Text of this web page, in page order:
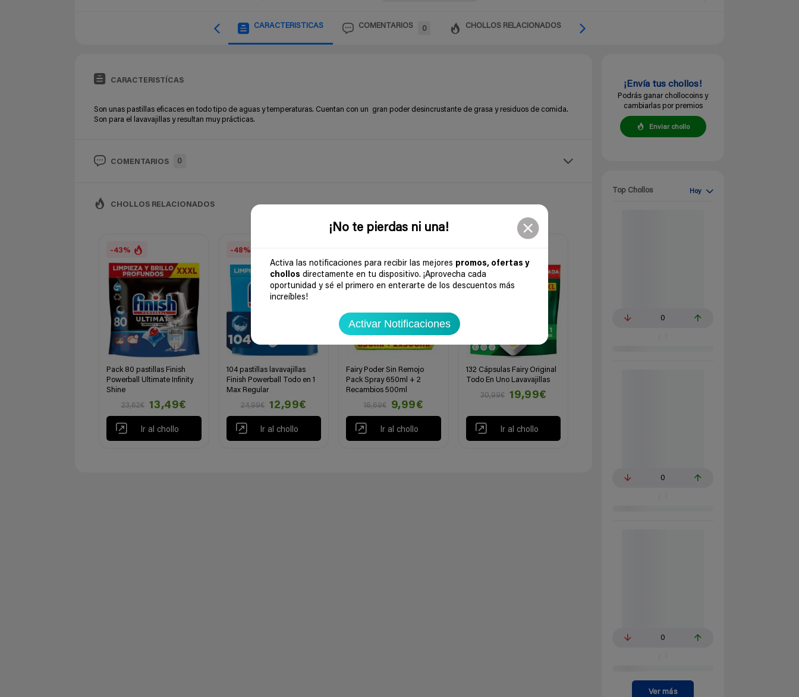
¡No te pierdas ni una!
Activa las notificaciones para recibir las mejores promos, ofertas y
chollos directamente en tu dispositivo. ¡Aprovecha cada
oportunidad y sé el primero en enterarte de los descuentos más
increíbles!
Activar Notificaciones
CARACTERISTICAS COMENTARIOS 0 CHOLLOS RELACIONADOS
CARACTERISTÍCAS
Son unas pastillas eficaces en todo tipo de aguas y temperaturas. Cuentan con un
gran poder desincrustante de grasa y residuos de comida.
Son para el lavavajillas y resultan muy prácticas.
COMENTARIOS 0
CHOLLOS RELACIONADOS
-43%
Pack 80 pastillas Finish
Powerball Ultimate Infinity
Shine
23,62€
13,49€
Ir al chollo
-48%
104 pastillas lavavajillas
Finish Powerball Todo en 1
Max Regular
24,99€
12,99€
Ir al chollo
Fairy Poder Sin Remojo
Pack Spray 650ml + 2
Recambios 500ml
16,69€
9,99€
Ir al chollo
132 Cápsulas Fairy Original
Todo En Uno Lavavajillas
30,99€
19,99€
Ir al chollo
¡Envía tus chollos!
Podrás ganar chollocoins y
cambiarlas por premios
Enviar chollo
Top Chollos Hoy
0
0
0
Ver más